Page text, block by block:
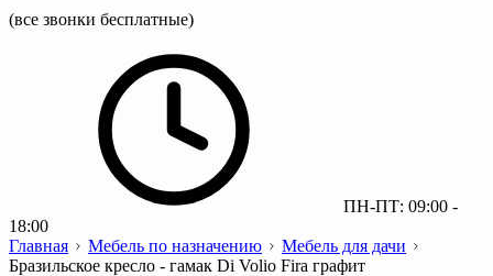
(все звонки бесплатные)
ПН-ПТ: 09:00 -
18:00
Главная
Мебель по назначению
Мебель для дачи
Бразильское кресло - гамак Di Volio Fira графит